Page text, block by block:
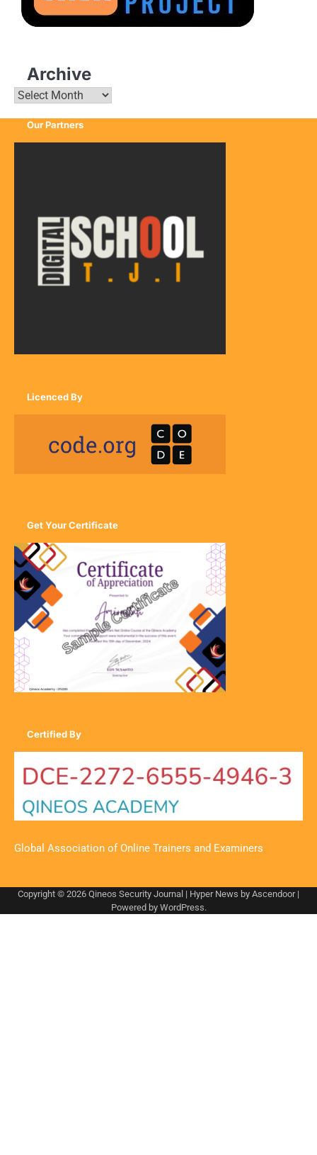
Archive
Archive
Our Partners
Licenced By
Get Your Certificate
Certified By
Global Association of Online Trainers and Examiners
Copyright © 2026 Qineos Security Journal | Hyper News by Ascendoor|
Powered by WordPress.